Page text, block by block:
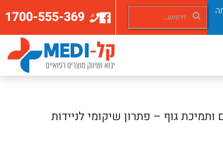
1700-555-369
ותמיכת גוף – פתרון שיקומי לניידות